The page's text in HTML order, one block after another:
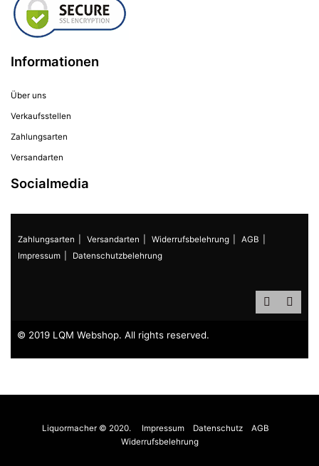
Informationen
Über uns
Verkaufsstellen
Zahlungsarten
Versandarten
Socialmedia
Zahlungsarten Versandarten Widerrufsbelehrung
AGB
Impressum
Datenschutzbelehrung
© 2019 LQM Webshop. All rights reserved.
Liquormacher © 2020. Impressum Datenschutz
AGB
Widerrufsbelehrung